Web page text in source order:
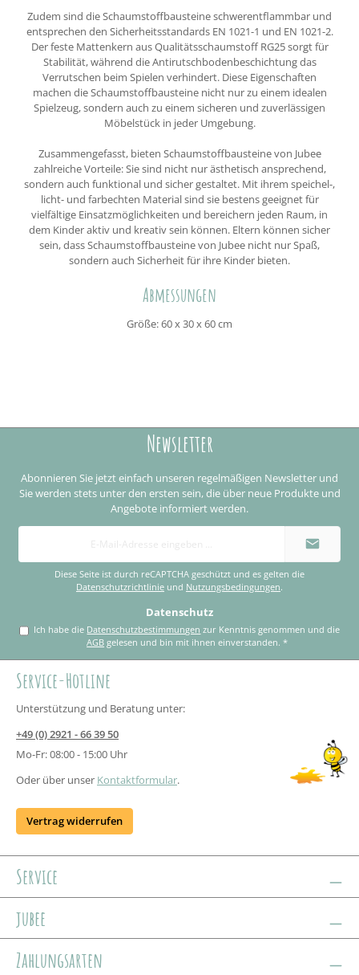
Zudem sind die Schaumstoffbausteine schwerentflammbar und
entsprechen den Sicherheitsstandards EN 1021-1 und EN 1021-2.
Der feste Mattenkern aus Qualitätsschaumstoff RG25 sorgt für
Stabilität, während die Antirutschbodenbeschichtung das
Verrutschen beim Spielen verhindert. Diese Eigenschaften
machen die Schaumstoffbausteine nicht nur zu einem idealen
Spielzeug, sondern auch zu einem sicheren und zuverlässigen
Möbelstück in jeder Umgebung.
Zusammengefasst, bieten Schaumstoffbausteine von Jubee
zahlreiche Vorteile: Sie sind nicht nur ästhetisch ansprechend,
sondern auch funktional und sicher gestaltet. Mit ihrem speichel-,
licht- und farbechten Material sind sie bestens geeignet für
vielfältige Einsatzmöglichkeiten und bereichern jeden Raum, in
dem Kinder aktiv und kreativ sein können. Eltern können sicher
sein, dass Schaumstoffbausteine von Jubee nicht nur Spaß,
sondern auch Sicherheit für ihre Kinder bieten.
Abmessungen
Größe: 60 x 30 x 60 cm
Newsletter
Abonnieren Sie jetzt einfach unseren regelmäßigen Newsletter und
Sie werden stets unter den ersten sein, die über neue Produkte und
Angebote informiert werden.
E-
Adresse
Diese Seite ist durch reCAPTCHA geschützt und es gelten die
Datenschutzrichtlinie und Nutzungsbedingungen.
Datenschutz
Ich habe die Datenschutzbestimmungen
AGB gelesen und bin mit ihnen einverstanden.*
Service-Hotline
Unterstützung und Beratung unter:
+49 (0) 2921 - 66 39 50
Mo-Fr: 08:00 - 15:00 Uhr
Oder über unser Kontaktformular.
Vertrag widerrufen
Service
jubee
Zahlungsarten